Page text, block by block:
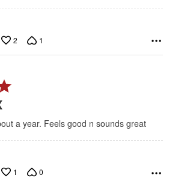
2 1
Love mine. Been bout a year. Feels good n sounds great
1 0